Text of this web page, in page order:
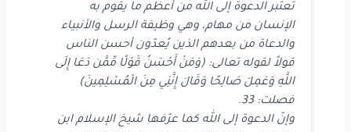
تعتبر الدعوة إلى الله من أعظم ما يقوم به
الإنسان من مهام، وهي وظيفة الرسل والأنبياء
والدعاة من بعدهم الذين يُعدّون أحسن الناس
قولاً لقوله تعالى: (وَمَنْ أَحْسَنُ قَوْلًا مِّمَّن دَعَا إِلَى
اللَّهِ وَعَمِلَ صَالِحًا وَقَالَ إِنَّنِي مِنَ الْمُسْلِمِينَ)
فصلت: 33.
وإنّ الدعوة إلى الله كما عرّفها شيخ الإسلام ابن